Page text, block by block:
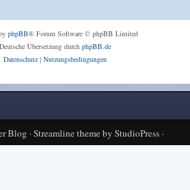
phpBB® Forum Software © phpBB Limited
Deutsche Übersetzung durch phpBB.de
Datenschutz| Nutzungsbedingungen
Blog ·Streamline themeby StudioPress·